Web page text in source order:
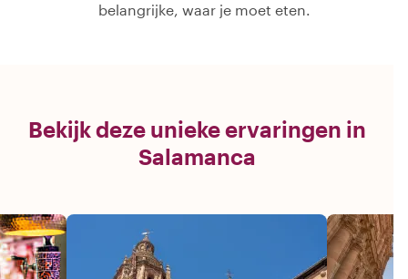
belangrijke, waar je moet eten.
Bekijk deze unieke ervaringen in
Salamanca